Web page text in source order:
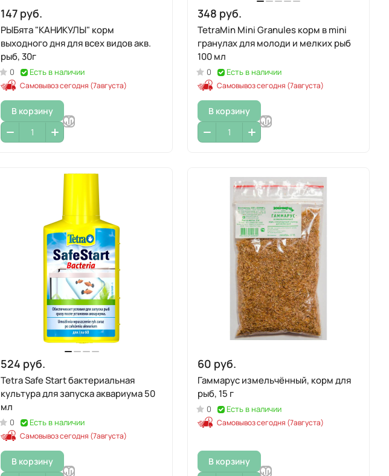
147 руб.
РЫБята "КАНИКУЛЫ" корм
выходного дня для всех видов акв.
рыб, 30г
0 Есть в наличии
Самовывоз сегодня (7августа)
В корзину
348 руб.
TetraMin Mini Granules корм в mini
гранулах для молоди и мелких рыб
100 мл
0 Есть в наличии
Самовывоз сегодня (7августа)
В корзину
524 руб.
Tetra Safe Start бактериальная
культура для запуска аквариума 50
мл
0 Есть в наличии
Самовывоз сегодня (7августа)
В корзину
60 руб.
Гаммарус измельчённый, корм для
рыб, 15 г
0 Есть в наличии
Самовывоз сегодня (7августа)
В корзину